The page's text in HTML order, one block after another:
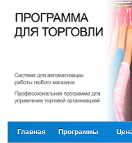
Главная Программы